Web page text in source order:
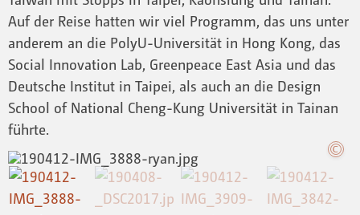
Auf der Reise hatten wir viel Programm, das uns unter
anderem an die PolyU-Universität in Hong Kong, das
Social Innovation Lab, Greenpeace East Asia und das
Deutsche Institut in Taipei, als auch an die Design
School of National Cheng-Kung Universität in Tainan
führte.